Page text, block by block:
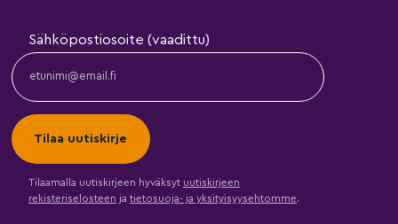
Sähköpostiosoite (vaadittu)
Tilaamalla uutiskirjeen hyväksyt uutiskirjeen
rekisteriselosteen ja tietosuoja- ja yksityisyysehtomme.